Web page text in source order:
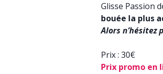
Glisse Passion
bouée la plus
Alors n’hésitez
Prix : 30€
Prix promo en